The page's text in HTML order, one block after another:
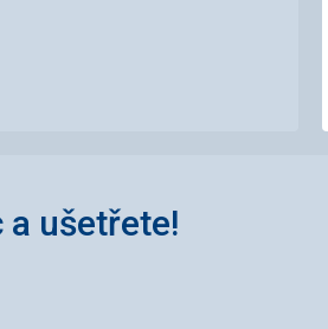
ušetřete!